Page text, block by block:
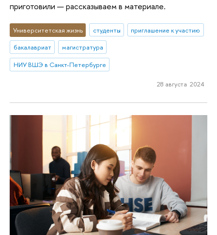
приготовили — рассказываем в материале.
Университетская жизнь студенты
приглашение к участию
бакалавриат
магистратура
НИУ ВШЭ в Санкт-Петербурге
28 августа 2024